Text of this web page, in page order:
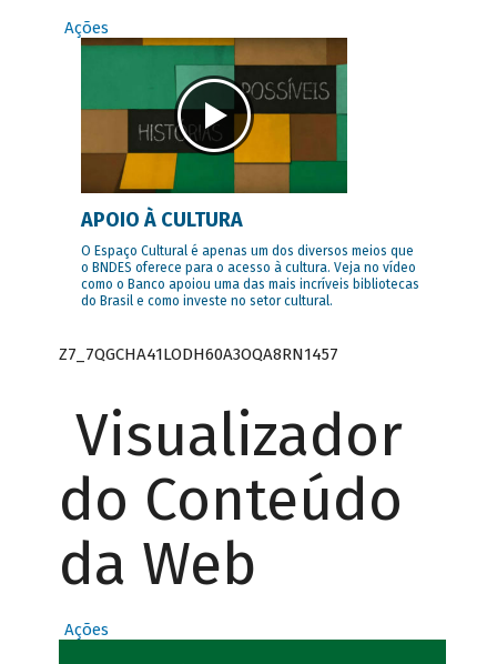
Ações
APOIO À CULTURA
O Espaço Cultural é apenas um dos diversos meios que
o BNDES oferece para o acesso à cultura. Veja no vídeo
como o Banco apoiou uma das mais incríveis bibliotecas
do Brasil e como investe no setor cultural.
Z7_7QGCHA41LODH60A3OQA8RN1457
Visualizador
do Conteúdo
da Web
Ações